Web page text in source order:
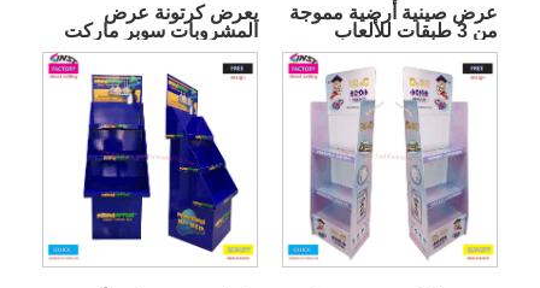
يعرض كرتونة عرض
المشروبات سوبر ماركت
الدرج
عرض صينية أرضية مموجة
من 3 طبقات للألعاب